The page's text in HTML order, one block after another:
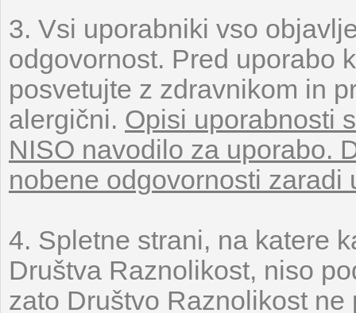
3. Vsi uporabniki vso
odgovornost. Pred uporabo
posvetujte z zdravnikom in
alergični. Opisi uporabnosti
NISO navodilo za uporabo.
nobene odgovornosti zaradi
4. Spletne strani, na katere
Društva Raznolikost, niso
zato Društvo Raznolikost